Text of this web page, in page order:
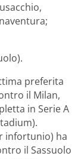
preferita
il Milan,
in Serie A
infortunio) ha
il Sassuolo